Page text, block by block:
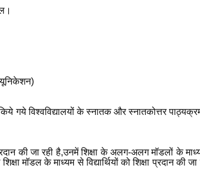
गये विश्वविद्यालयों के स्नातक और स्नातकोत्तर
की जा रही है,उनमें शिक्षा के अलग-अलग मॉडलों के
के माध्यम से विद्यार्थियों को शिक्षा प्रदान की जा